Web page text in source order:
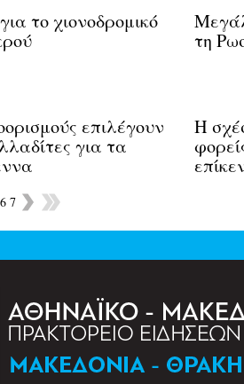
το χιονοδρομικό
τη
επιλέγουν
για τα
Η
6 7